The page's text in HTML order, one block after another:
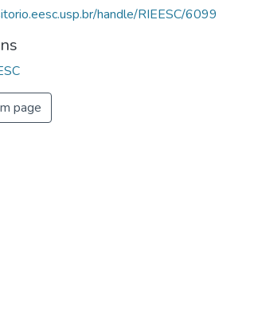
handle/RIEESC/6099
page